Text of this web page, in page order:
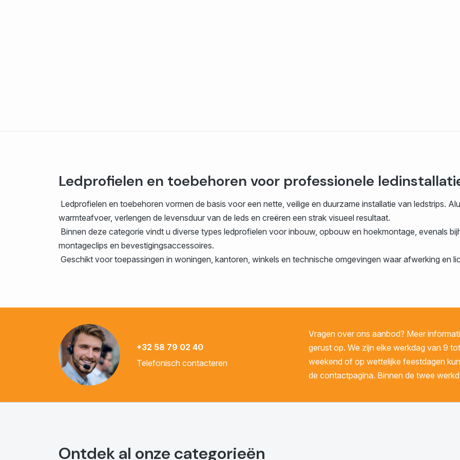
Ledprofielen en toebehoren voor professionele
Ledprofielen en toebehoren vormen de basis voor een nette, veilige en duurzame installatie van ledstrips.
warmteafvoer, verlengen de levensduur van de leds en creëren een strak visueel resultaat.
Binnen deze categorie vindt u diverse types ledprofielen voor inbouw, opbouw en hoekmontage, evenals
montageclips en bevestigingsaccessoires.
Geschikt voor toepassingen in woningen, kantoren, winkels en technische omgevingen waar afwerking en
+32 58 79 02 40
Telefonisch contacteren
Vragen over ons aanbod? Meer
gerust op. We zijn elke werkdag van 9
weekend of op wettelijke feestdagen
de contactpagina. Binnen de twee
Ontdek al onze categorieën